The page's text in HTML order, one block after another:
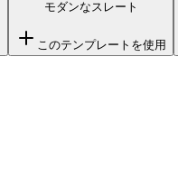
モダンなスレート
このテンプレートを使用